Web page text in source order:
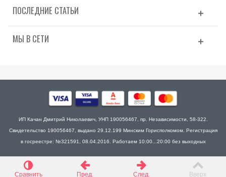
ПОСЛЕДНИЕ СТАТЬИ
МЫ В СЕТИ
ИП Качан Дмитрий Николаевич, УНП 190056467, пр. Независимости, 58-322.
Свидетельство 190056467, выдано 29.12.199 Минским Горисполкомом. Регистрация
в госреестре: №321591, 08.04.2016. Работаем 10:00...20:00 без выходных
Сравнить Пред. След. Вверх